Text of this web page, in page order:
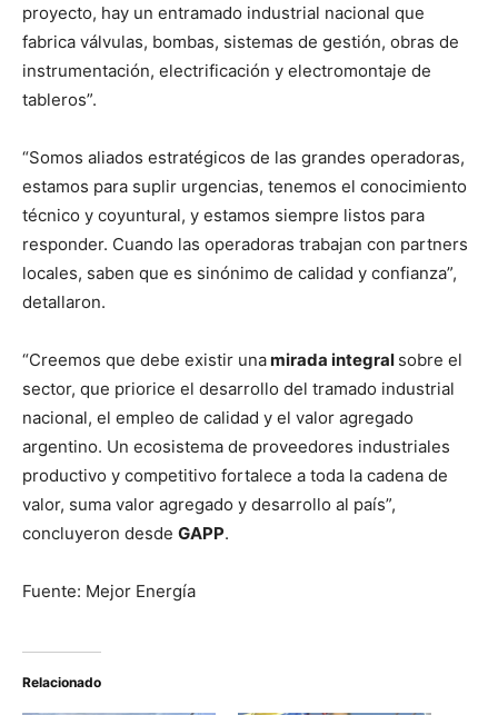
proyecto, hay un entramado industrial nacional que
fabrica válvulas, bombas, sistemas de gestión, obras de
instrumentación, electrificación y electromontaje de
tableros”.
“Somos aliados estratégicos de las grandes operadoras,
estamos para suplir urgencias, tenemos el conocimiento
técnico y coyuntural, y estamos siempre listos para
responder. Cuando las operadoras trabajan con partners
locales, saben que es sinónimo de calidad y confianza”,
detallaron.
“Creemos que debe existir unamirada integral sobre el
sector, que priorice el desarrollo del tramado industrial
nacional, el empleo de calidad y el valor agregado
argentino. Un ecosistema de proveedores industriales
productivo y competitivo fortalece a toda la cadena de
valor, suma valor agregado y desarrollo al país”,
concluyeron desde GAPP.
Fuente: Mejor Energía
Relacionado